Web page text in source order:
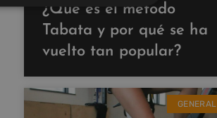
¿Qué es el método
Tabata y por qué se ha
vuelto tan popular?
GENERAL